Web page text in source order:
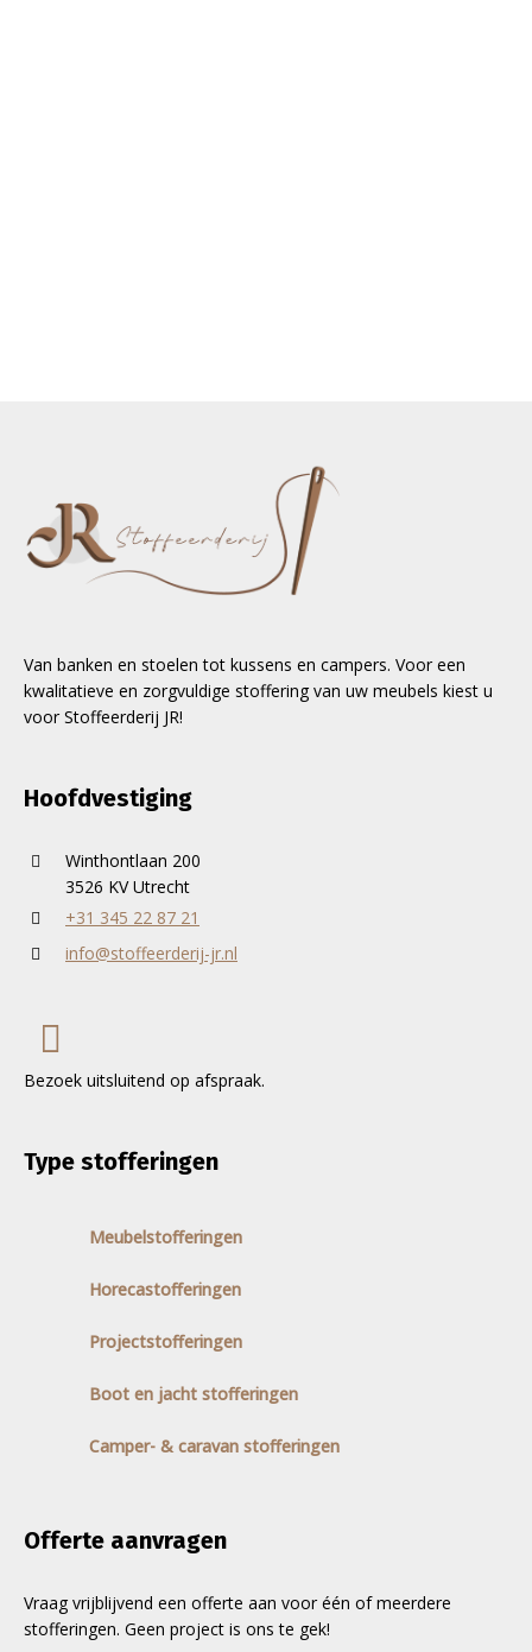
Van banken en stoelen tot kussens en campers. Voor een
kwalitatieve en zorgvuldige stoffering van uw meubels kiest u
voor Stoffeerderij JR!
Hoofdvestiging
Winthontlaan 200
3526 KV Utrecht
+31 345 22 87 21
info@stoffeerderij-jr.nl
Bezoek uitsluitend op afspraak.
Type stofferingen
Meubelstofferingen
Horecastofferingen
Projectstofferingen
Boot en jacht stofferingen
Camper- & caravan stofferingen
Offerte aanvragen
Vraag vrijblijvend een offerte aan voor één of meerdere
stofferingen. Geen project is ons te gek!